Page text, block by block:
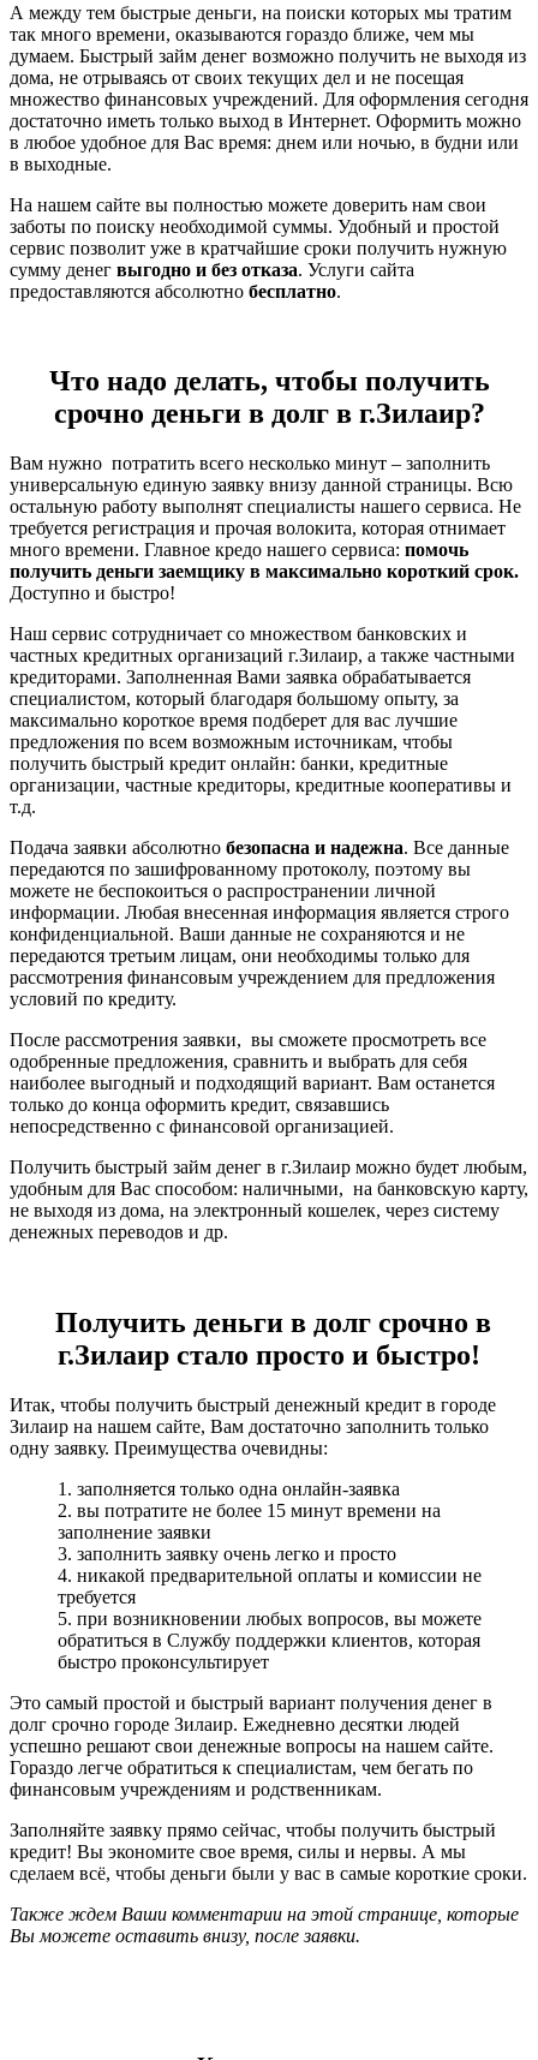
А между тем быстрые деньги, на поиски которых мы тратим
так много времени, оказываются гораздо ближе, чем мы
думаем. Быстрый займ денег возможно получить не выходя из
дома, не отрываясь от своих текущих дел и не посещая
множество финансовых учреждений. Для оформления сегодня
достаточно иметь только выход в Интернет. Оформить можно
в любое удобное для Вас время: днем или ночью, в будни или
в выходные.
На нашем сайте вы полностью можете доверить нам свои
заботы по поиску необходимой суммы. Удобный и простой
сервис позволит уже в кратчайшие сроки получить нужную
сумму денег выгодно и без отказа. Услуги сайта
предоставляются абсолютно бесплатно.
Что надо делать, чтобы получить
срочно деньги в долг в г.Зилаир?
Вам нужно потратить всего несколько минут – заполнить
универсальную единую заявку внизу данной страницы. Всю
остальную работу выполнят специалисты нашего сервиса. Не
требуется регистрация и прочая волокита, которая отнимает
много времени. Главное кредо нашего сервиса: помочь
получить деньги заемщику в максимально короткий срок.
Доступно и быстро!
Наш сервис сотрудничает со множеством банковских и
частных кредитных организаций г.Зилаир, а также частными
кредиторами. Заполненная Вами заявка обрабатывается
специалистом, который благодаря большому опыту, за
максимально короткое время подберет для вас лучшие
предложения по всем возможным источникам, чтобы
получить быстрый кредит онлайн: банки, кредитные
организации, частные кредиторы, кредитные кооперативы и
т.д.
Подача заявки абсолютно безопасна и надежна. Все данные
передаются по зашифрованному протоколу, поэтому вы
можете не беспокоиться о распространении личной
информации. Любая внесенная информация является строго
конфиденциальной. Ваши данные не сохраняются и не
передаются третьим лицам, они необходимы только для
рассмотрения финансовым учреждением для предложения
условий по кредиту.
После рассмотрения заявки, вы сможете просмотреть все
одобренные предложения, сравнить и выбрать для себя
наиболее выгодный и подходящий вариант. Вам останется
только до конца оформить кредит, связавшись
непосредственно с финансовой организацией.
Получить быстрый займ денег в г.Зилаир можно будет любым,
удобным для Вас способом: наличными, на банковскую карту,
не выходя из дома, на электронный кошелек, через систему
денежных переводов и др.
Получить деньги в долг срочно в
г.Зилаир стало просто и быстро!
Итак, чтобы получить быстрый денежный кредит в городе
Зилаир на нашем сайте, Вам достаточно заполнить только
одну заявку. Преимущества очевидны:
1. заполняется только одна онлайн-заявка
2. вы потратите не более 15 минут времени на
заполнение заявки
3. заполнить заявку очень легко и просто
4. никакой предварительной оплаты и комиссии не
требуется
5. при возникновении любых вопросов, вы можете
обратиться в Службу поддержки клиентов, которая
быстро проконсультирует
Это самый простой и быстрый вариант получения денег в
долг срочно городе Зилаир. Ежедневно десятки людей
успешно решают свои денежные вопросы на нашем сайте.
Гораздо легче обратиться к специалистам, чем бегать по
финансовым учреждениям и родственникам.
Заполняйте заявку прямо сейчас, чтобы получить быстрый
кредит! Вы экономите свое время, силы и нервы. А мы
сделаем всё, чтобы деньги были у вас в самые короткие сроки.
Также ждем Ваши комментарии на этой странице, которые
Вы можете оставить внизу, после заявки.